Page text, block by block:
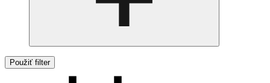
Použiť filter